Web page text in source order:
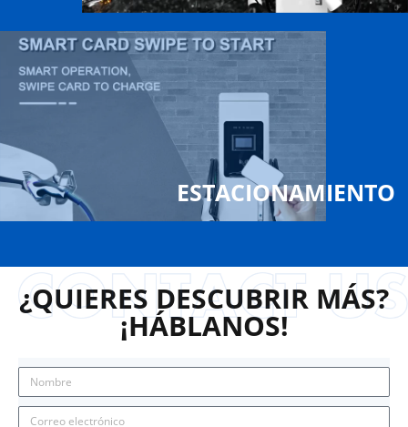
ESTACIONAMIENTO
¿QUIERES DESCUBRIR MÁS?
¡HÁBLANOS!